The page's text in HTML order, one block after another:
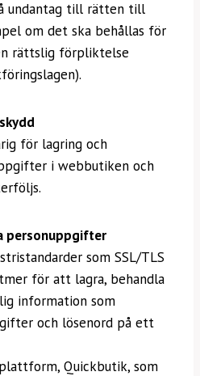
undantag till rätten till
om det ska behållas för
rättslig förpliktelse
för lagring och
i webbutiken och
personuppgifter
som SSL/TLS
för att lagra, behandla
information som
och lösenord på ett
Quickbutik, som